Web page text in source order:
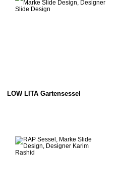
LOW LITA Gartensessel